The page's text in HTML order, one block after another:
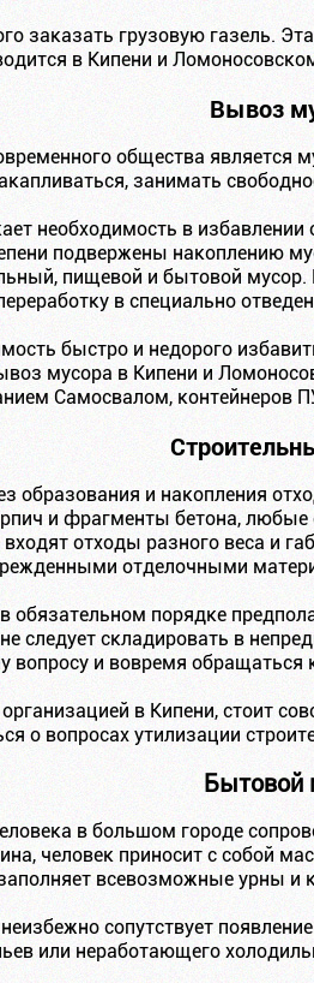
заказать грузовую газель.
в Кипени и
Вывоз
общества является
занимать
необходимость в
подвержены накоплению
пищевой и бытовой
в специально
быстро и недорого
мусора в Кипени и
Самосвалом, контейнеров
образования и накопления
и фрагменты бетона,
отходы разного веса и
отделочными
обязательном порядке
следует складировать в
вопросу и вовремя
в Кипени, стоит
о вопросах утилизации
Бытовой
в большом городе
человек приносит с собой
всевозможные урны и
сопутствует
или неработающего